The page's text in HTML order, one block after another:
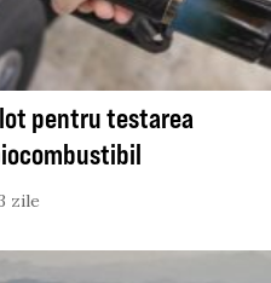
pentru testarea
zile